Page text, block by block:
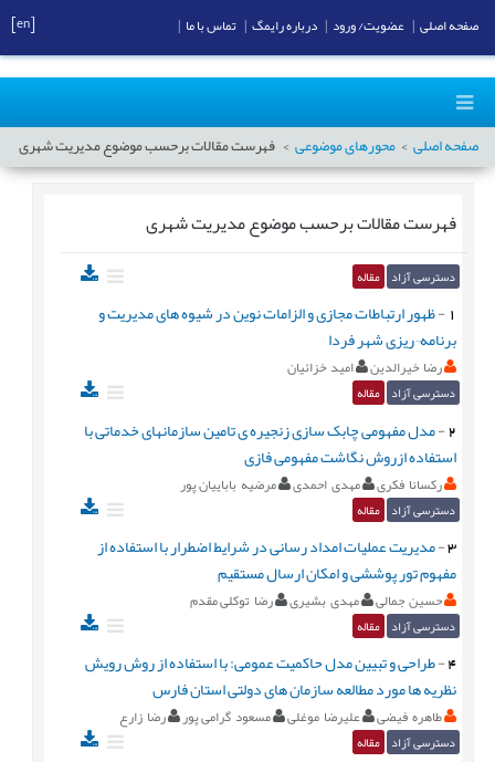
صفحه اصلی محورهای موضوعی فهرست مقالات برحسب موضوعمدیریت شهری
فهرست مقالات برحسب موضوعمدیریت شهری
دسترسی آزاد مقاله
-ظهور ارتباطات مجازی و الزامات نوین در شیوه های مدیریت و
برنامه¬ریزی شهر فردا
رضا خیرالدین امید خزائیان
دسترسی آزاد مقاله
2
-مدل مفهومی چابک سازی زنجیره ی تامین سازمانهای خدماتی با
استفاده ازروش نگاشت مفهومی فازی
رکسانا فکری مهدی احمدی مرضیه باباییان پور
دسترسی آزاد مقاله
3
-مدیریت عملیات امداد رسانی در شرایط اضطرار با استفاده از
مفهوم تور پوششی و امکان ارسال مستقیم
حسین جمالی مهدی بشیری رضا توکلی مقدم
دسترسی آزاد مقاله
4
-طراحی و تبیین مدل حاکمیت عمومی: با استفاده از روش رویش
نظریه ها مورد مطالعه سازمان های دولتی استان فارس
طاهره فیضی علیرضا موغلی مسعود گرامی پور رضا زارع
دسترسی آزاد مقاله
صفحه اصلی عضویت/ ورود درباره رایمگ تماس با ما